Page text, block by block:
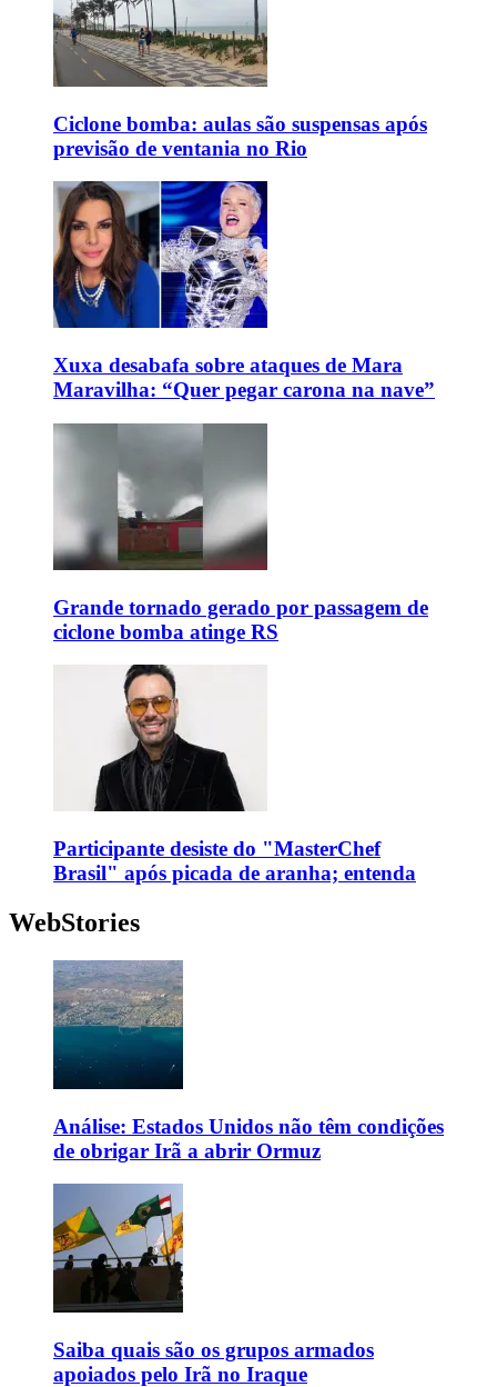
Ciclone bomba: aulas são suspensas após
previsão de ventania no Rio
Xuxa desabafa sobre ataques de Mara
Maravilha: “Quer pegar carona na nave”
Grande tornado gerado por passagem de
ciclone bomba atinge RS
Participante desiste do "MasterChef
Brasil" após picada de aranha; entenda
WebStories
Análise: Estados Unidos não têm condições
de obrigar Irã a abrir Ormuz
Saiba quais são os grupos armados
apoiados pelo Irã no Iraque